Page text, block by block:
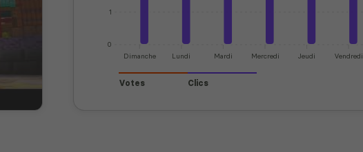
0
1
Dimanche Lundi Mardi Mercredi Jeudi Vendredi
Votes Clics